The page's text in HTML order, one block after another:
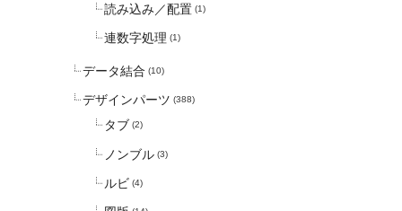
読み込み／配置 (1)
連数字処理 (1)
データ結合 (10)
デザインパーツ (388)
タブ (2)
ノンブル (3)
ルビ (4)